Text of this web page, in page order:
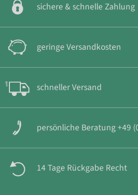
sichere & schnelle Zahlung
geringe Versandkosten
schneller Versand
persönliche Beratung +49
14 Tage Rückgabe Recht